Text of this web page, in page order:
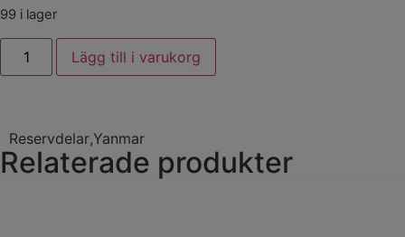
99 i lager
Lägg till i varukorg
Reservdelar,Yanmar
Relaterade produkter